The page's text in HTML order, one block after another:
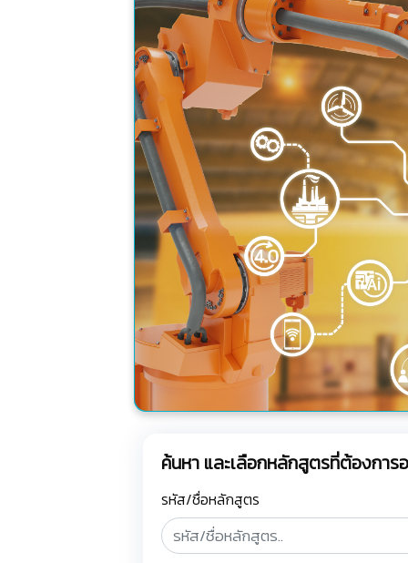
ค้นหา และเลือกหลักสูตรที่ต้องการ
รหัส/ชื่อหลักสูตร